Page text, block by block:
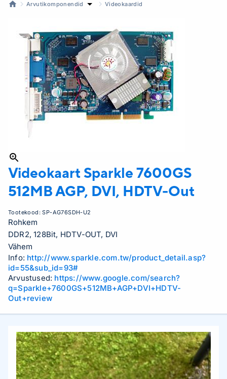
Arvutikomponendid Videokaardid
Videokaart Sparkle 7600GS
512MB AGP, DVI, HDTV-Out
Tootekood:SP-AG76SDH-U2
Rohkem
DDR2, 128Bit, HDTV-OUT, DVI
Vähem
Info: http://www.sparkle.com.tw/product_detail.asp?
id=55&sub_id=93#
Arvustused: https://www.google.com/search?
q=Sparkle+7600GS+512MB+AGP+DVI+HDTV-
Out+review